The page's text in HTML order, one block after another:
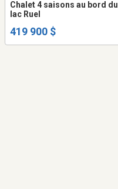
Chalet 4 saisons au bord du
lac Ruel
419 900 $